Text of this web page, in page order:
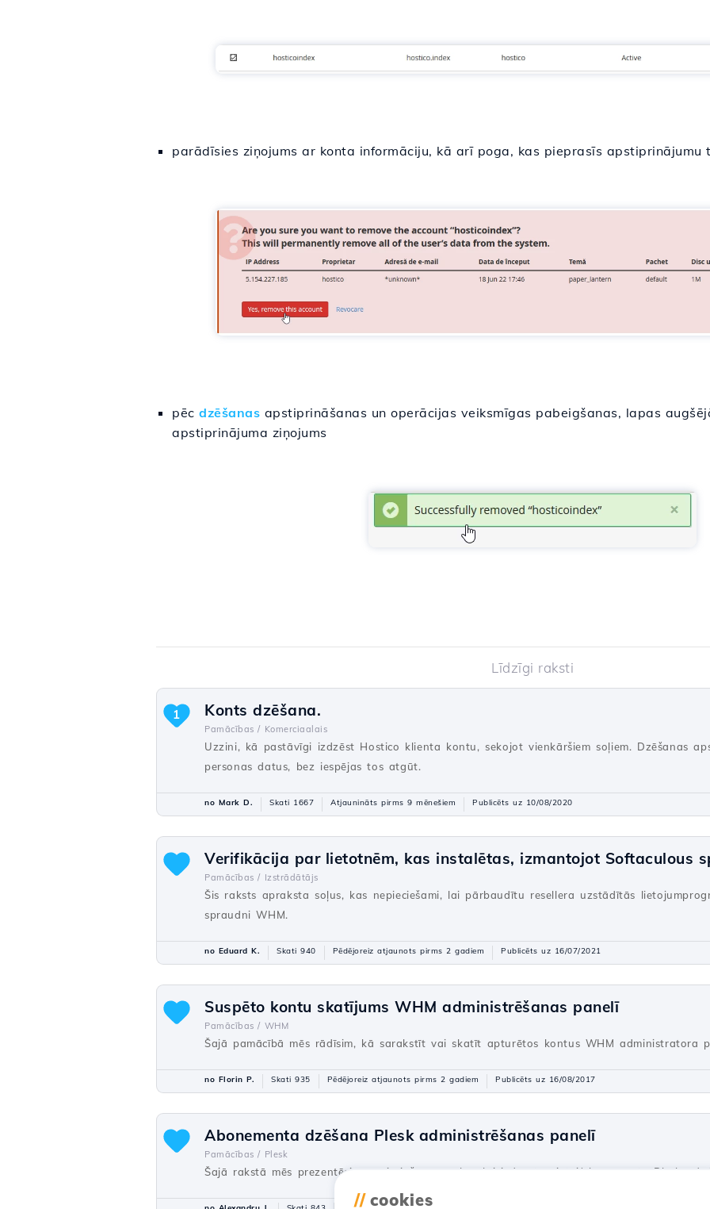
parādīsies ziņojums ar konta informāciju, kā arī poga, kas pieprasīs apstiprinājumu
pēc dzēšanas apstiprināšanas un operācijas veiksmīgas pabeigšanas, lapas
apstiprinājuma ziņojums
Līdzīgi raksti
Konts dzēšana.
Pamācības / Komerciaalais
Uzzini, kā pastāvīgi izdzēst Hostico klienta kontu, sekojot vienkāršiem soļiem. Dzēšanas
personas datus, bez iespējas tos atgūt.
1
no Mark D. Skati 1667 Atjaunināts pirms 9 mēnešiem Publicēts uz 10/08/2020
Verifikācija par lietotnēm, kas instalētas, izmantojot Softaculous
Pamācības / Izstrādātājs
Šis raksts apraksta soļus, kas nepieciešami, lai pārbaudītu resellera uzstādītās
spraudni WHM.
no Eduard K. Skati 940 Pēdējoreiz atjaunots pirms 2 gadiem Publicēts uz 16/07/2021
Suspēto kontu skatījums WHM administrēšanas panelī
Pamācības / WHM
Šajā pamācībā mēs rādīsim, kā sarakstīt vai skatīt apturētos kontus WHM administratora
no Florin P. Skati 935 Pēdējoreiz atjaunots pirms 2 gadiem Publicēts uz 16/08/2017
Abonementa dzēšana Plesk administrēšanas panelī
Pamācības / Plesk
Šajā rakstā mēs prezentēsim nepieciešamos soļus, lai izdzēstu vietni/abonementu Plesk
// cookies